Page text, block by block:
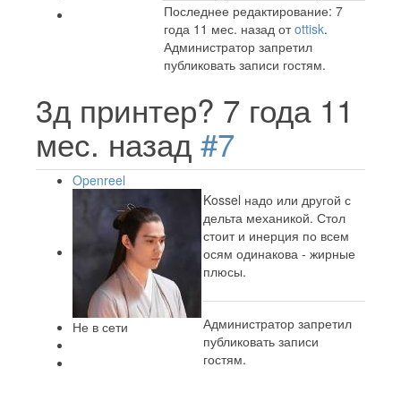
Последнее редактирование: 7
года 11 мес. назад отottisk.
Администратор запретил
публиковать записи гостям.
3д принтер? 7 года 11
мес. назад #7
Openreel
Не в сети
Kossel надо или другой с
дельта механикой. Стол
стоит и инерция по всем
осям одинакова - жирные
плюсы.
Администратор запретил
публиковать записи
гостям.